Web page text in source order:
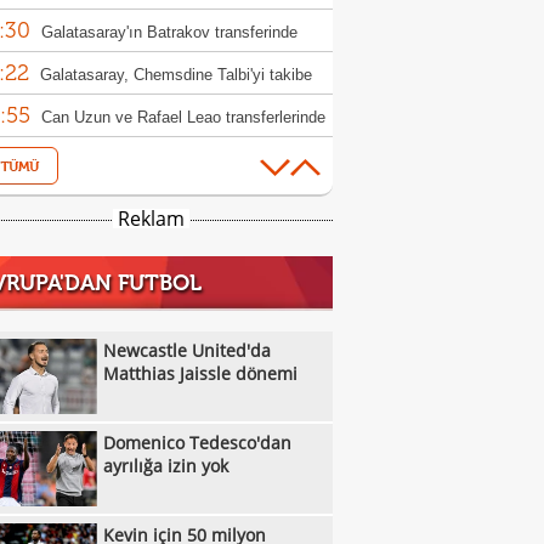
Galatasaray'ın Batrakov transferinde
krizi!
Galatasaray, Chemsdine Talbi'yi takibe
Can Uzun ve Rafael Leao transferlerinde
sunduKerem Aktürkoğlu için dikkat çeken
G.Saray'da transfer sessizliği: 6 yılın en
konuşuyor...
Galatasaray, Benjamin Pavard
Osimhen, Icardi sonrası teklifi reddetti
Yazarlardan Fenerbahçe
"Trabzonspor, Salah'ın parasını çıkardı
Hradec Kralove - Beşiktaş: Muhtemel
Reklam
FUTBOL
Newcastle United'da
Matthias Jaissle dönemi
Domenico Tedesco'dan
ayrılığa izin yok
Kevin için 50 milyon